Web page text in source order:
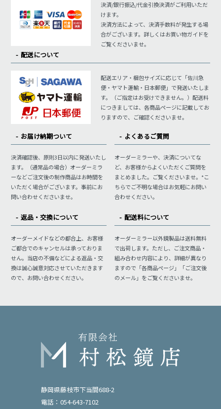
決済/銀行振込/代金引換決済がご利用いただ
けます。
決済方法によって、決済手数料が発生する場
合がございます。詳しくはお買い物ガイドを
ご覧くださいませ。
配送について
配送エリア・梱包サイズに応じて「佐川急
便・ヤマト運輸・日本郵便」で発送いたしま
す。（ご指定はお受けできません。）配送料
につきましては、各商品ページに記載してお
りますので、ご確認くださいませ。
お届け納期ついて
決済確認後、原則3日以内に発送いたし
ます。（通常品の場合）オーダーミラ
ーなどご注文後の制作商品はお時間を
いただく場合がございます。事前にお
問い合わせくださいませ。
よくあるご質問
オーダーミラーや、決済についてな
ど、お客様からよくいただくご質問を
まとめました。ご覧くださいませ。*こ
ちらでご不明な場合はお気軽にお問い
合わせください。
返品・交換について
オーダーメイドなどの都合上、お客様
ご都合でのキャンセルは承っておりま
せん。当店の不備などによる返品・交
換は誠心誠意対応させていただきます
ので、お問い合わせください。
配送料について
オーダーミラー以外鏡製品は送料無料
で出荷します。ただし、ご注文商品・
組み合わせ内容により、詳細が異なり
ますので「各商品ページ」「ご注文後
のメール」をご覧くださいませ。
静岡県藤枝市下当間688-2
電話：054-643-7102